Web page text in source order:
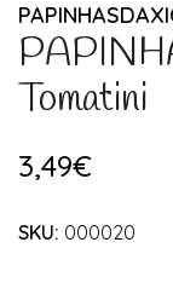
Tomatini
3,49€
SKU: 000020